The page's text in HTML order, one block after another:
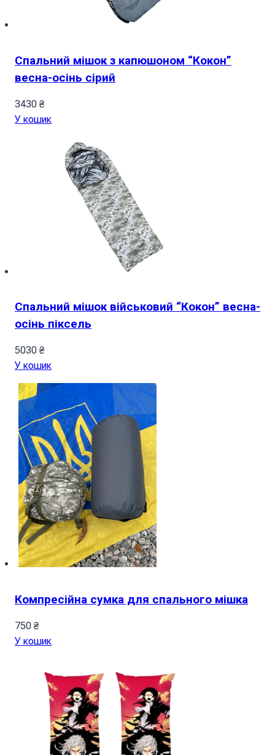
Спальний мішок з капюшоном “Кокон”
весна-осінь сірий
3430 ₴
У кошик
Спальний мішок військовий “Кокон” весна-
осінь піксель
5030 ₴
У кошик
Компресійна сумка для спального мішка
750 ₴
У кошик